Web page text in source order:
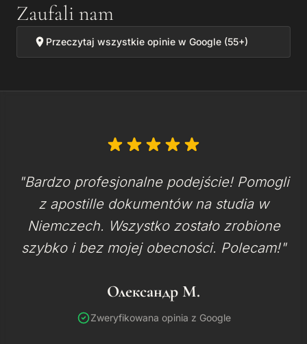
Zaufali nam
Przeczytaj wszystkie opinie w Google (55+)
"Bardzo profesjonalne podejście! Pomogli
z apostille dokumentów na studia w
Niemczech. Wszystko zostało zrobione
szybko i bez mojej obecności. Polecam!"
Олександр М.
Zweryfikowana opinia z Google